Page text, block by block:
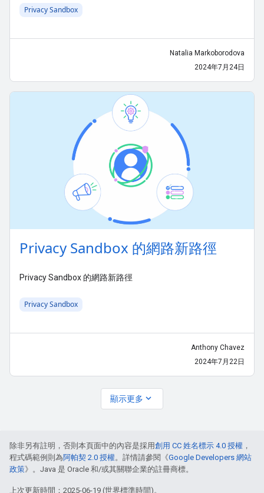
Privacy Sandbox
Natalia Markoborodova
2024年7月24日
Privacy Sandbox 的網路新路徑
Privacy Sandbox 的網路新路徑
Privacy Sandbox
Anthony Chavez
2024年7月22日
顯示更多 expand_more
除非另有註明，否則本頁面中的內容是採用創用 CC 姓名標示 4.0 授權 ，
程式碼範例則為阿帕契 2.0 授權。詳情請參閱《Google Developers 網站
政策》。Java 是 Oracle 和/或其關聯企業的註冊商標。
上次更新時間：2025-06-19 (世界標準時間)。